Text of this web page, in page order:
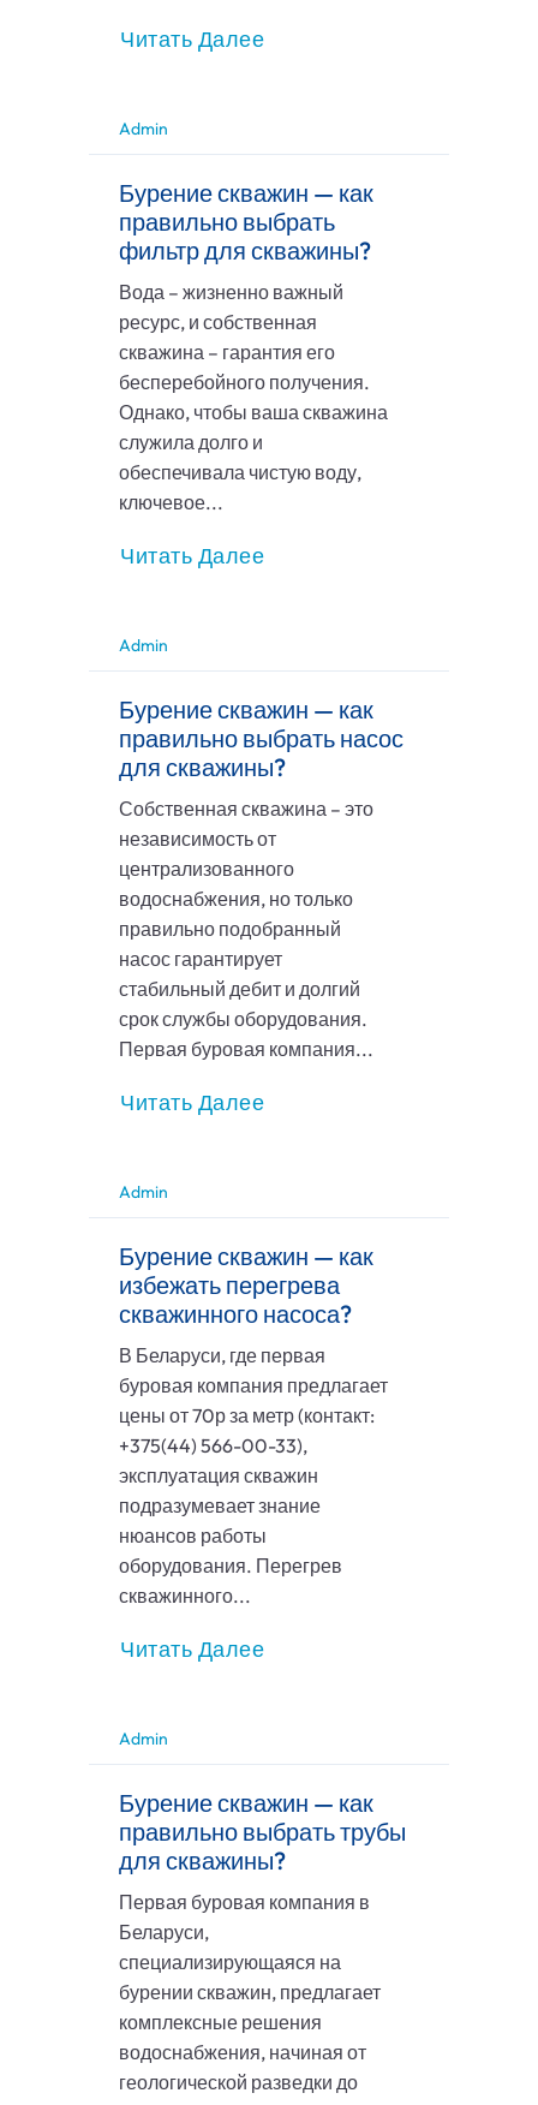
Читать Далее
Admin
Бурение скважин — как
правильно выбрать
фильтр для скважины?
Вода – жизненно важный
ресурс, и собственная
скважина – гарантия его
бесперебойного получения.
Однако, чтобы ваша скважина
служила долго и
обеспечивала чистую воду,
ключевое...
Читать Далее
Admin
Бурение скважин — как
правильно выбрать насос
для скважины?
Собственная скважина – это
независимость от
централизованного
водоснабжения, но только
правильно подобранный
насос гарантирует
стабильный дебит и долгий
срок службы оборудования.
Первая буровая компания...
Читать Далее
Admin
Бурение скважин — как
избежать перегрева
скважинного насоса?
В Беларуси, где первая
буровая компания предлагает
цены от 70р за метр (контакт:
+375(44) 566-00-33),
эксплуатация скважин
подразумевает знание
нюансов работы
оборудования. Перегрев
скважинного...
Читать Далее
Admin
Бурение скважин — как
правильно выбрать трубы
для скважины?
Первая буровая компания в
Беларуси,
специализирующаяся на
бурении скважин, предлагает
комплексные решения
водоснабжения, начиная от
геологической разведки до